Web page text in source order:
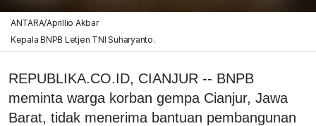
ANTARA/Aprillio Akbar
Kepala BNPB Letjen TNI Suharyanto.
REPUBLIKA.CO.ID, CIANJUR -- BNPB
meminta warga korban gempa Cianjur, Jawa
Barat, tidak menerima bantuan pembangunan